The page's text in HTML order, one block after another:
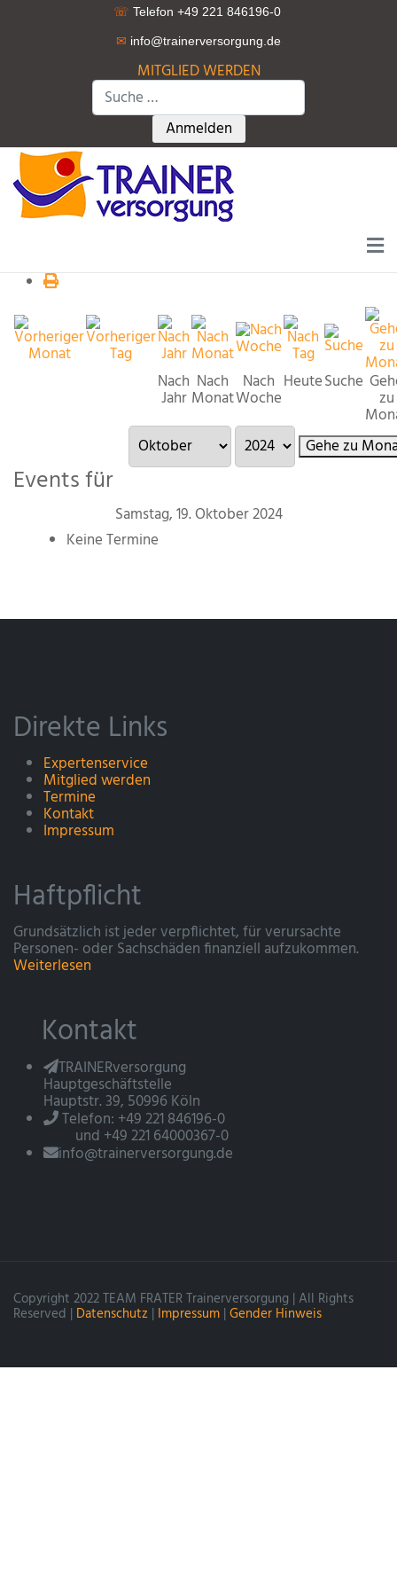
☏ Telefon +49 221 846196-0
✉ info@trainerversorgung.de
MITGLIED WERDEN
Suchen
Type 2 or more characters for
Anmelden
Nach
Jahr
Nach
Monat
Nach
Woche
HeuteSuche
zu
Gehe zu
Events für
Samstag, 19. Oktober 2024
Keine Termine
Direkte Links
Expertenservice
Mitglied werden
Termine
Kontakt
Impressum
Haftpflicht
Grundsätzlich ist jeder verpflichtet, für verursachte
Personen- oder Sachschäden finanziell aufzukommen.
Weiterlesen
Kontakt
TRAINERversorgung
Hauptgeschäftstelle
Hauptstr. 39, 50996 Köln
Telefon: +49 221 846196-0
und +49 221 64000367-0
info@trainerversorgung.de
Copyright 2022 TEAM FRATER Trainerversorgung | All Rights
Reserved | Datenschutz | Impressum | Gender Hinweis